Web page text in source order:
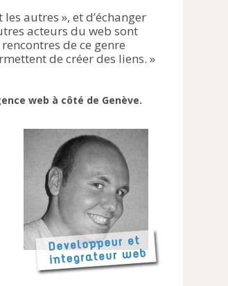
autres », et d’échanger
acteurs du web sont
de ce genre
de créer des liens. »
web à côté de Genève.